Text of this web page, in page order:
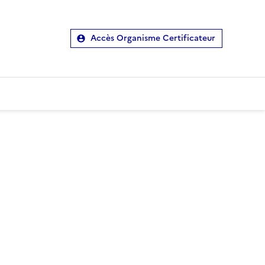
Accès Organisme Certificateur